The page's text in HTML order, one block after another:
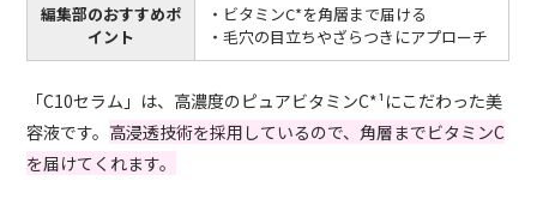
編集部のおすすめポ
イント
・ビタミンC*を角層まで届ける
・毛穴の目立ちやざらつきにアプローチ
「C10セラム」は、高濃度のピュアビタミンC*¹にこだわった美
容液です。 高浸透技術を採用しているので、角層までビタミンC
を届けてくれます。